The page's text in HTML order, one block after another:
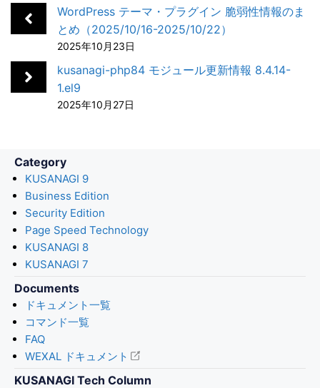
e
d
I
n
n
a
e
t
WordPress テーマ・プラグイン 脆弱性情報のま
とめ（2025/10/16-2025/10/22）
2025年10月23日
kusanagi-php84 モジュール更新情報 8.4.14-
1.el9
2025年10月27日
Category
KUSANAGI 9
Business Edition
Security Edition
Page Speed Technology
KUSANAGI 8
KUSANAGI 7
Documents
ドキュメント一覧
コマンド一覧
FAQ
WEXAL ドキュメント
KUSANAGI Tech Column